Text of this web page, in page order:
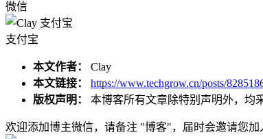
微信
支付宝
本文作者：
Clay
本文链接：
https://www.techgrow.cn/posts/
版权声明：
本博客所有文章除特别声明外，均
欢迎添加博主微信，请备注 "博客"，届时会邀请您加